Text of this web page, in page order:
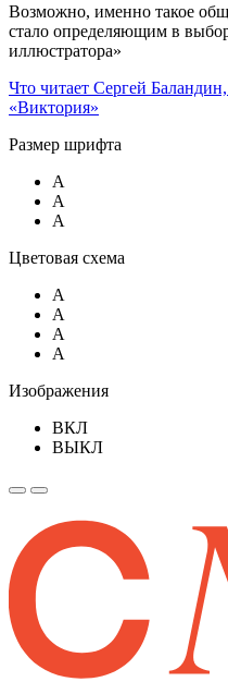
Возможно, именно такое
стало определяющим в
иллюстратора»
Что читает Сергей
«Виктория»
Размер шрифта
A
A
A
Цветовая схема
A
A
A
A
Изображения
ВКЛ
ВЫКЛ